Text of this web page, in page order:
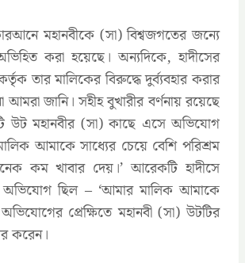
মহানবীকে (সা) বিশ্বজগতের জন্যে
করা হয়েছে। অন্যদিকে, হাদীসের
তার মালিকের বিরুদ্ধে দুর্ব্যবহার করার
জানি। সহীহ বুখারীর বর্ণনায় রয়েছে
উট মহানবীর (সা) কাছে এসে অভিযোগ
আমাকে সাধ্যের চেয়ে বেশি পরিশ্রম
কম খাবার দেয়।’ আরেকটি হাদীসে
ছিল – ‘আমার মালিক আমাকে
প্রেক্ষিতে মহানবী (সা) উটটির
করেন।